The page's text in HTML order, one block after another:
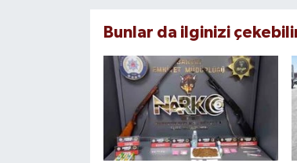
Bunlar da ilginizi